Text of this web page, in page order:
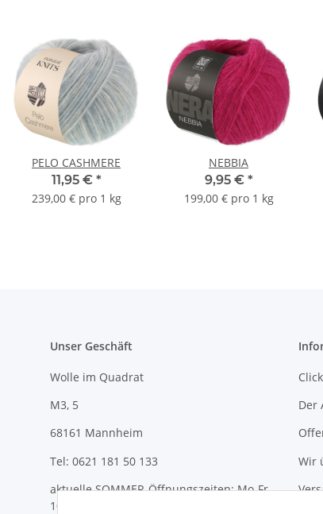
PELO CASHMERE
11,95 € *
239,00 € pro 1 kg
NEBBIA
9,95 € *
199,00 € pro 1 kg
Unser Geschäft
Wolle im Quadrat
M3, 5
68161 Mannheim
Tel: 0621 181 50 133
aktuelle SOMMER-Öffnungszeiten: Mo-Fr
10-18 Uhr und Sa 10-14 Uhr
Der
Wir